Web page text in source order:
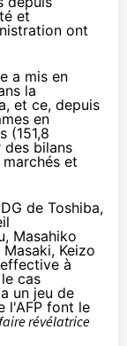
et
ont
a mis en
la
et ce, depuis
en
(151,8
des bilans
et
de Toshiba,
Masahiko
Keizo
à
cas
un jeu de
l'AFP font le
révélatrice